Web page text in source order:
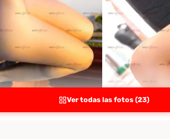
Ver todas las fotos (23)